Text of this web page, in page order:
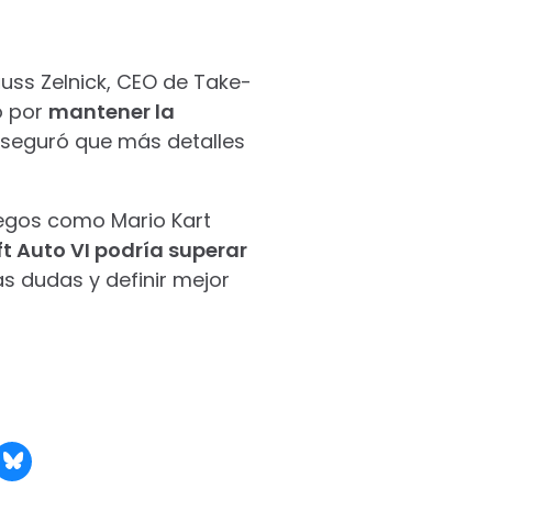
Zelnick, CEO de Take-
por mantener la
que más detalles
como Mario Kart
Auto VI podría superar
dudas y definir mejor